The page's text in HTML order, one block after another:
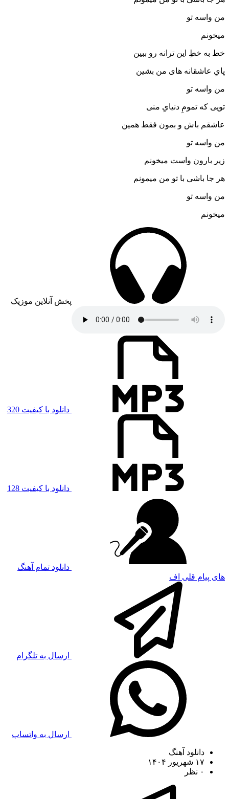
من واسه تو
میخونم
خط به خطِ این ترانه رو ببین
پایِ عاشقانه های من بشین
من واسه تو
تویی که تمومِ دنیایِ منی
عاشقم باش و بمون فقط همین
من واسه تو
زیر بارون واست میخونم
هر جا باشی با تو من میمونم
من واسه تو
میخونم
پخش آنلاین موزیک
دانلود با کیفیت 320
دانلود با کیفیت 128
دانلود تمام آهنگ
های پیام قلی اف
ارسال به تلگرام
ارسال به واتساپ
دانلود آهنگ
۱۷ شهریور ۱۴۰۴
۰ نظر